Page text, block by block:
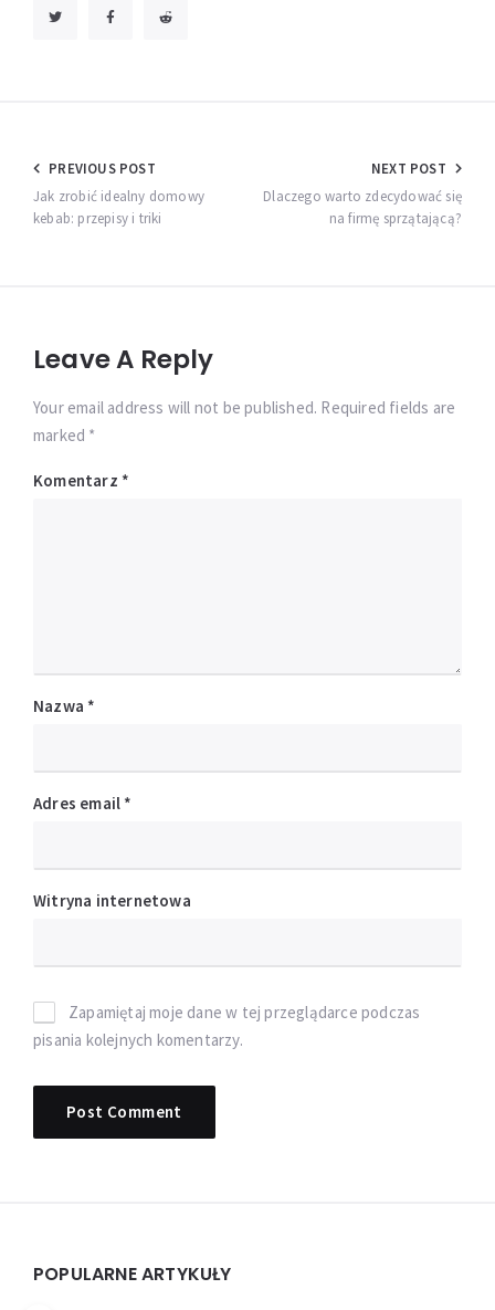
Nawigacja
wpisu
PREVIOUS POST
Jak zrobić idealny domowy
kebab: przepisy i triki
NEXT POST
Dlaczego warto zdecydować się
na firmę sprzątającą?
Leave A Reply
Your email address will not be published. Required fields are
marked *
Komentarz *
Nazwa *
Adres email *
Witryna internetowa
Zapamiętaj moje dane w tej przeglądarce podczas
pisania kolejnych komentarzy.
Widgets
POPULARNE ARTYKUŁY